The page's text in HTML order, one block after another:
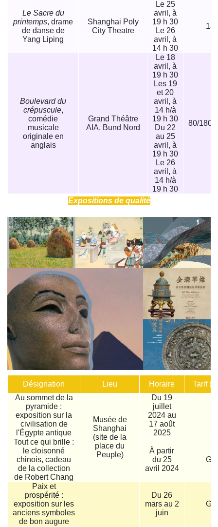
Le Sacre du
printemps, drame
de danse de
Yang Liping
Shanghai Poly
City Theatre
Le 25
avril, à
19 h 30
Le 26
avril, à
14 h 30
Boulevard du
crépuscule,
comédie
musicale
originale en
anglais
Grand Théâtre
AIA, Bund Nord
Le 18
avril, à
19 h 30
Les 19
et 20
avril, à
14 h/à
19 h 30
Du 22
au 25
avril, à
19 h 30
Le 26
avril, à
14 h/à
19 h 30
80/180/
Expositions de qualité
Désignation Lieu Horaire
Tarif
Au sommet de la
pyramide :
exposition sur la
civilisation de
l'Égypte antique
Musée de
Shanghai
(site de la
place du
Peuple)
Du 19
juillet
2024 au
17 août
2025
Tout ce qui brille :
le cloisonné
chinois, cadeau
de la collection
de Robert Chang
À partir
du 25
avril 2024
Paix et
prospérité :
exposition sur les
anciens symboles
de bon augure
Du 26
mars au 2
juin